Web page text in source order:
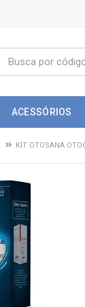
ACESSÓRIOS
KIT OTOSANA